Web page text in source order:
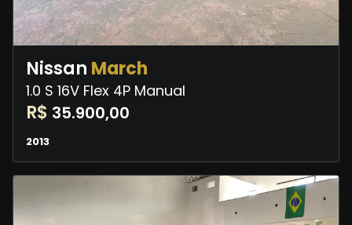
Nissan March
1.0 S 16V Flex 4P Manual
R$ 35.900,00
2013